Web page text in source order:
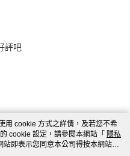
評吧
用 cookie 方式之詳情，及若您不希
cookie 設定，請參閱本網站「 隱私
站即表示您同意本公司得按本網站使